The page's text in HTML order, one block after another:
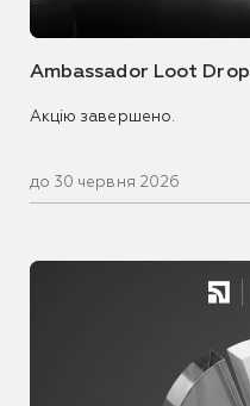
Ambassador Loot Drop
Акцію завершено.
до 30 червня 2026